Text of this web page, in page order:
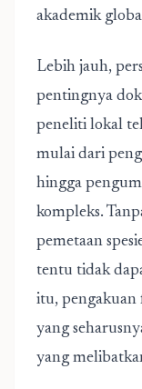
akademik
Lebih jauh,
pentingnya
peneliti lokal
mulai dari
hingga
kompleks.
pemetaan
tentu tidak
itu, pengakuan
yang
yang